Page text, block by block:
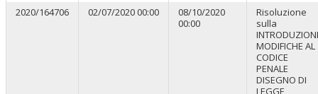
2020/164706
02/07/2020 00:00
08/10/2020
00:00
Risoluzione
sulla
MODIFICHE AL
CODICE
PENALE
DISEGNO DI
LEGGE